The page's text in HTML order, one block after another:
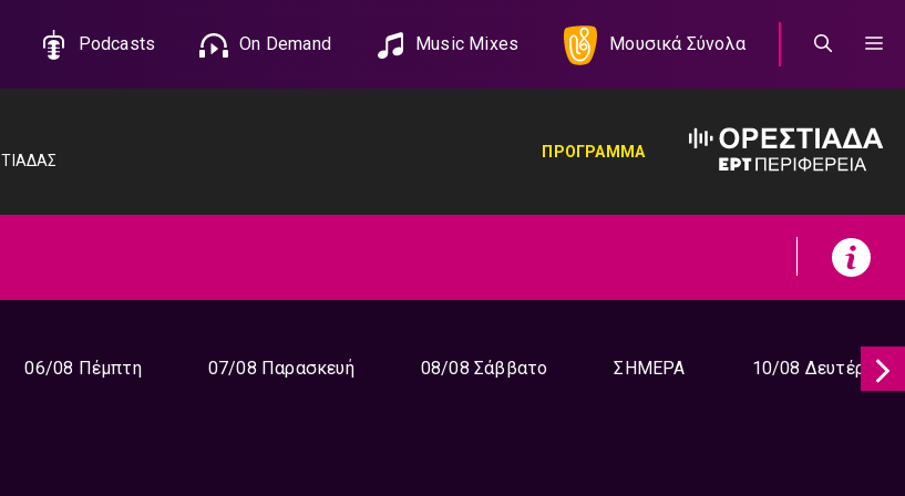
Podcasts On Demand Music Mixes Μουσικά Σύνολα
ΠΡΟΓΡΑΜΜΑ
06/08 Πέμπτη 07/08 Παρασκευή 08/08 Σάββατο ΣΗΜΕΡΑ 10/08 Δευτέρα